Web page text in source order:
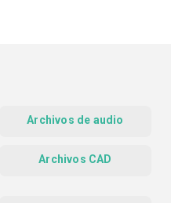
Archivos de audio
Archivos CAD